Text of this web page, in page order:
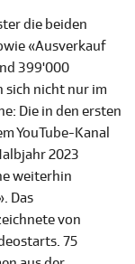
die beiden
«Ausverkauf
399'000
sich nicht nur im
Die in den ersten
YouTube-Kanal
2023
weiterhin
Das
von
75